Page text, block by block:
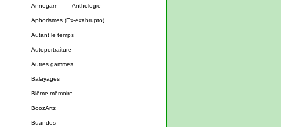
Annegarn ––– Anthologie
Aphorismes (Ex-exabrupto)
Autant le temps
Autoportraiture
Autres gammes
Balayages
Blême mêmoire
BoozArtz
Buandes